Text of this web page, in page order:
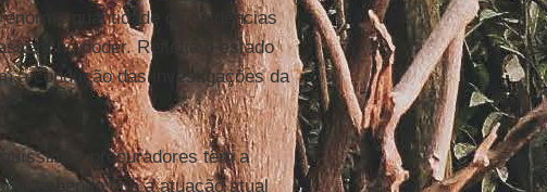
quantidade de evidências
no poder. Refletia o estado
a condução das investigações da
procuradores têm a
sabendo que a atuação atual